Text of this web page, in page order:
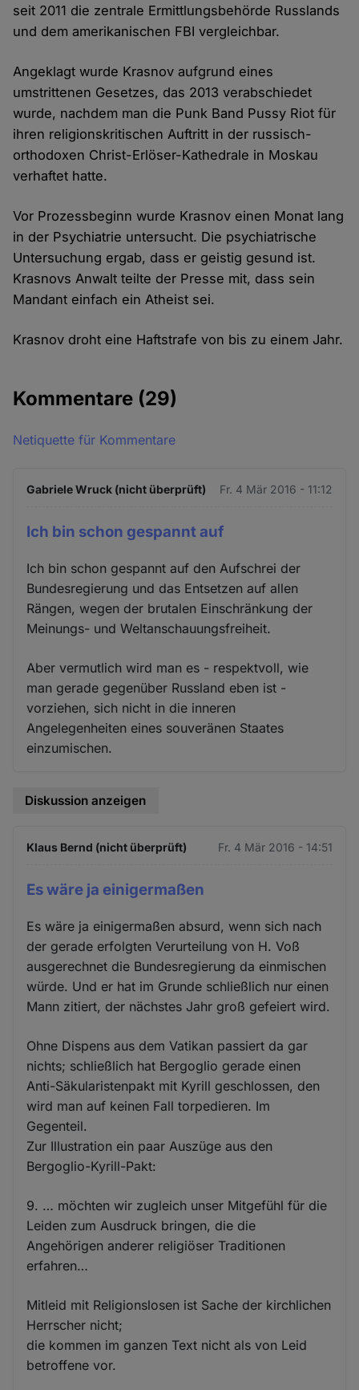
seit 2011 die zentrale Ermittlungsbehörde Russlands
und dem amerikanischen FBI vergleichbar.
Angeklagt wurde Krasnov aufgrund eines
umstrittenen Gesetzes, das 2013 verabschiedet
wurde, nachdem man die Punk Band Pussy Riot für
ihren religionskritischen Auftritt in der russisch-
orthodoxen Christ-Erlöser-Kathedrale in Moskau
verhaftet hatte.
Vor Prozessbeginn wurde Krasnov einen Monat lang
in der Psychiatrie untersucht. Die psychiatrische
Untersuchung ergab, dass er geistig gesund ist.
Krasnovs Anwalt teilte der Presse mit, dass sein
Mandant einfach ein Atheist sei.
Krasnov droht eine Haftstrafe von bis zu einem Jahr.
Kommentare (29)
Netiquette für Kommentare
Gabriele Wruck (nicht überprüft) Fr. 4 Mär 2016 - 11:12
Ich bin schon gespannt auf
Ich bin schon gespannt auf den Aufschrei der
Bundesregierung und das Entsetzen auf allen
Rängen, wegen der brutalen Einschränkung der
Meinungs- und Weltanschauungsfreiheit.
Aber vermutlich wird man es - respektvoll, wie
man gerade gegenüber Russland eben ist -
vorziehen, sich nicht in die inneren
Angelegenheiten eines souveränen Staates
einzumischen.
Diskussion anzeigen
Klaus Bernd (nicht überprüft) Fr. 4 Mär 2016 - 14:51
Es wäre ja einigermaßen
Es wäre ja einigermaßen absurd, wenn sich nach
der gerade erfolgten Verurteilung von H. Voß
ausgerechnet die Bundesregierung da einmischen
würde. Und er hat im Grunde schließlich nur einen
Mann zitiert, der nächstes Jahr groß gefeiert wird.
Ohne Dispens aus dem Vatikan passiert da gar
nichts; schließlich hat Bergoglio gerade einen
Anti-Säkularistenpakt mit Kyrill geschlossen, den
wird man auf keinen Fall torpedieren. Im
Gegenteil.
Zur Illustration ein paar Auszüge aus den
Bergoglio-Kyrill-Pakt:
9. … möchten wir zugleich unser Mitgefühl für die
Leiden zum Ausdruck bringen, die die
Angehörigen anderer religiöser Traditionen
erfahren…
Mitleid mit Religionslosen ist Sache der kirchlichen
Herrscher nicht;
die kommen im ganzen Text nicht als von Leid
betroffene vor.